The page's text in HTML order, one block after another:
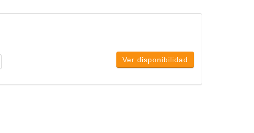
Ver disponibilidad